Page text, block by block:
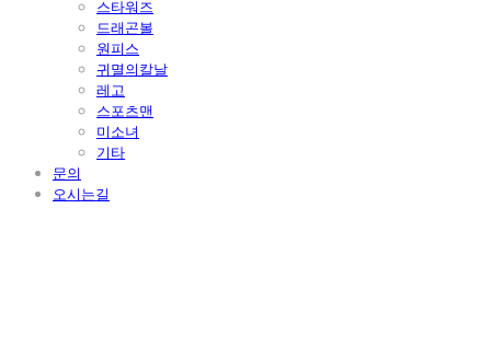
스타워즈
드래곤볼
원피스
귀멸의칼날
레고
스포츠맨
미소녀
기타
문의
오시는길